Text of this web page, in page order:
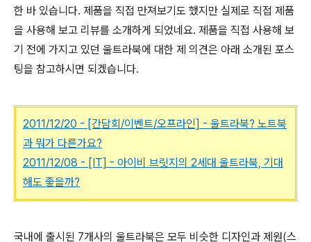
한 바 있습니다. 제품을 직접 만져보기도 했지만 실제로 직접 제품
을 사용해 보고 리뷰를 소개하게 되었네요. 제품을 직접 사용해 보
기 전에 가지고 있던 울트라북에 대한 제 의견은 아래 소개된 포스
팅을 참고하시면 되겠습니다.
2011/12/20 - [간담회/이벤트/오프라인] - 울트라북? 노트북
과 뭐가 다른가요?
2011/12/08 - [IT] - 아이비 브릿지의 2세대 울트라북, 기대
해도 좋을까?
국내에 출시된 7개사의 울트라북은 모두 비슷한 디자인과 제원(스